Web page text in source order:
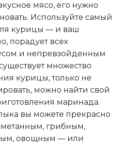
мясо, его нужно
Используйте самый
курицы — и ваш
порадует всех
и непревзойденным
множество
курицы, только не
можно найти свой
маринада.
вы можете прекрасно
грибным,
овощным — или